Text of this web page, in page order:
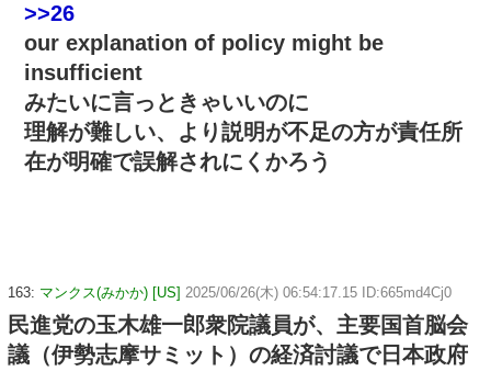
>>26
our explanation of policy might be
insufficient
みたいに言っときゃいいのに
理解が難しい、より説明が不足の方が責任所
在が明確で誤解されにくかろう
163: マンクス(みかか) [US] 2025/06/26(木) 06:54:17.15 ID:665md4Cj0
民進党の玉木雄一郎衆院議員が、主要国首脳会
議（伊勢志摩サミット）の経済討議で日本政府